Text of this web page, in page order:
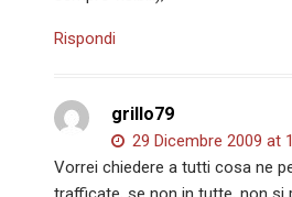
Rispondi
grillo79
29 Dicembre 2009 at
Vorrei chiedere a tutti cosa ne